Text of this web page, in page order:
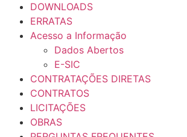
DOWNLOADS
ERRATAS
Acesso a Informação
Dados Abertos
E-SIC
CONTRATAÇÕES DIRETAS
CONTRATOS
LICITAÇÕES
OBRAS